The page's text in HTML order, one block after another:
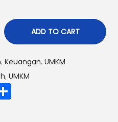
ADD TO CART
, Keuangan, UMKM
, UMKM